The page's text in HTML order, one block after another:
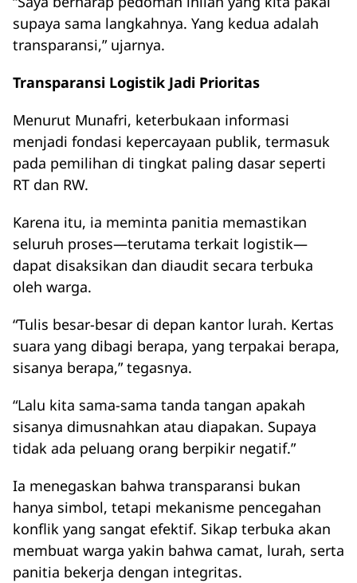
supaya sama langkahnya. Yang kedua adalah
transparansi,” ujarnya.
Transparansi Logistik Jadi Prioritas
Menurut Munafri, keterbukaan informasi
menjadi fondasi kepercayaan publik, termasuk
pada pemilihan di tingkat paling dasar seperti
RT dan RW.
Karena itu, ia meminta panitia memastikan
seluruh proses—terutama terkait logistik—
dapat disaksikan dan diaudit secara terbuka
oleh warga.
“Tulis besar-besar di depan kantor lurah. Kertas
suara yang dibagi berapa, yang terpakai berapa,
sisanya berapa,” tegasnya.
“Lalu kita sama-sama tanda tangan apakah
sisanya dimusnahkan atau diapakan. Supaya
tidak ada peluang orang berpikir negatif.”
Ia menegaskan bahwa transparansi bukan
hanya simbol, tetapi mekanisme pencegahan
konflik yang sangat efektif. Sikap terbuka akan
membuat warga yakin bahwa camat, lurah, serta
panitia bekerja dengan integritas.